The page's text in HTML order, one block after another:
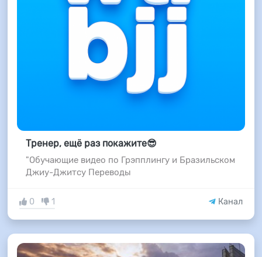
Тренер, ещё раз покажите😎
"Обучающие видео по Грэпплингу и Бразильском
Джиу-Джитсу Переводы
0 1 Канал